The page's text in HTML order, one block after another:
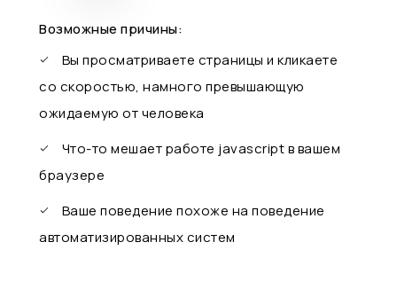
Возможные причины:
Вы просматриваете страницы и кликаете
со скоростью, намного превышающую
ожидаемую от человека
Что-то мешает работе javascript в вашем
браузере
Ваше поведение похоже на поведение
автоматизированных систем